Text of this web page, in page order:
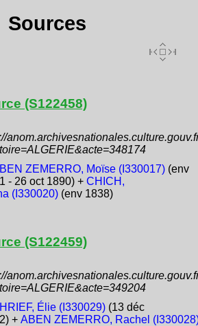
Sources
(S122458)
ZEMERRO, Moïse (I330017)(env
- 26 oct 1890) + CHICH,
(I330020)(env 1838)
(S122459)
Élie (I330029)(13 déc
+ ABEN ZEMERRO, Rachel